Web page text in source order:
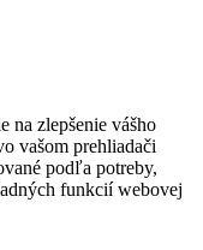
na zlepšenie vášho
vašom prehliadači
podľa potreby,
funkcií webovej